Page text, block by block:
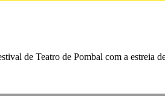
de Teatro de Pombal com a estreia